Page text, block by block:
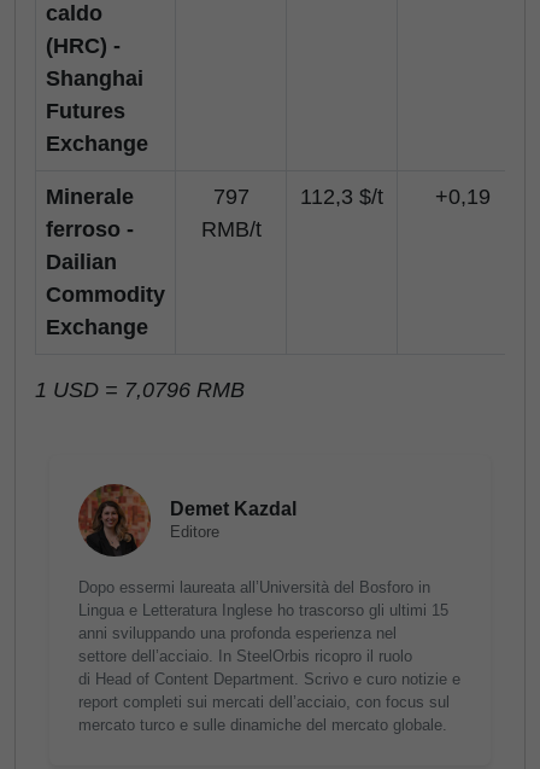
caldo
(HRC) -
Shanghai
Futures
Exchange
Minerale
ferroso -
Dailian
Commodity
Exchange
797
RMB/t
112,3 $/t +0,19
1 USD = 7,0796 RMB
Demet Kazdal
Editore
Dopo essermi laureata all’Università del Bosforo in
Lingua e Letteratura Inglese ho trascorso gli ultimi 15
anni sviluppando una profonda esperienza nel
settore dell’acciaio. In SteelOrbis ricopro il ruolo
di Head of Content Department. Scrivo e curo notizie e
report completi sui mercati dell’acciaio, con focus sul
mercato turco e sulle dinamiche del mercato globale.